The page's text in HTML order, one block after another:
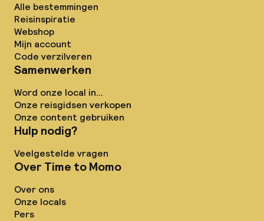
Alle bestemmingen
Reisinspiratie
Webshop
Mijn account
Code verzilveren
Samenwerken
Word onze local in...
Onze reisgidsen verkopen
Onze content gebruiken
Hulp nodig?
Veelgestelde vragen
Over Time to Momo
Over ons
Onze locals
Pers